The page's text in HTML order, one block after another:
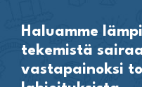
Haluamme
tekemistä
vastapainoksi